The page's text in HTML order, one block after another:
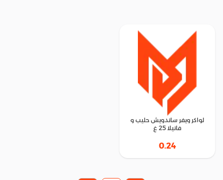
لواكر ويفر ساندويش حليب و
فانيلا 25 غ
0.24